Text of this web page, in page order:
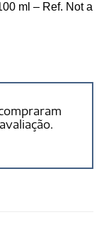
ml – Ref. Not a